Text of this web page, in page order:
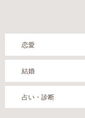
恋愛
結婚
占い・診断